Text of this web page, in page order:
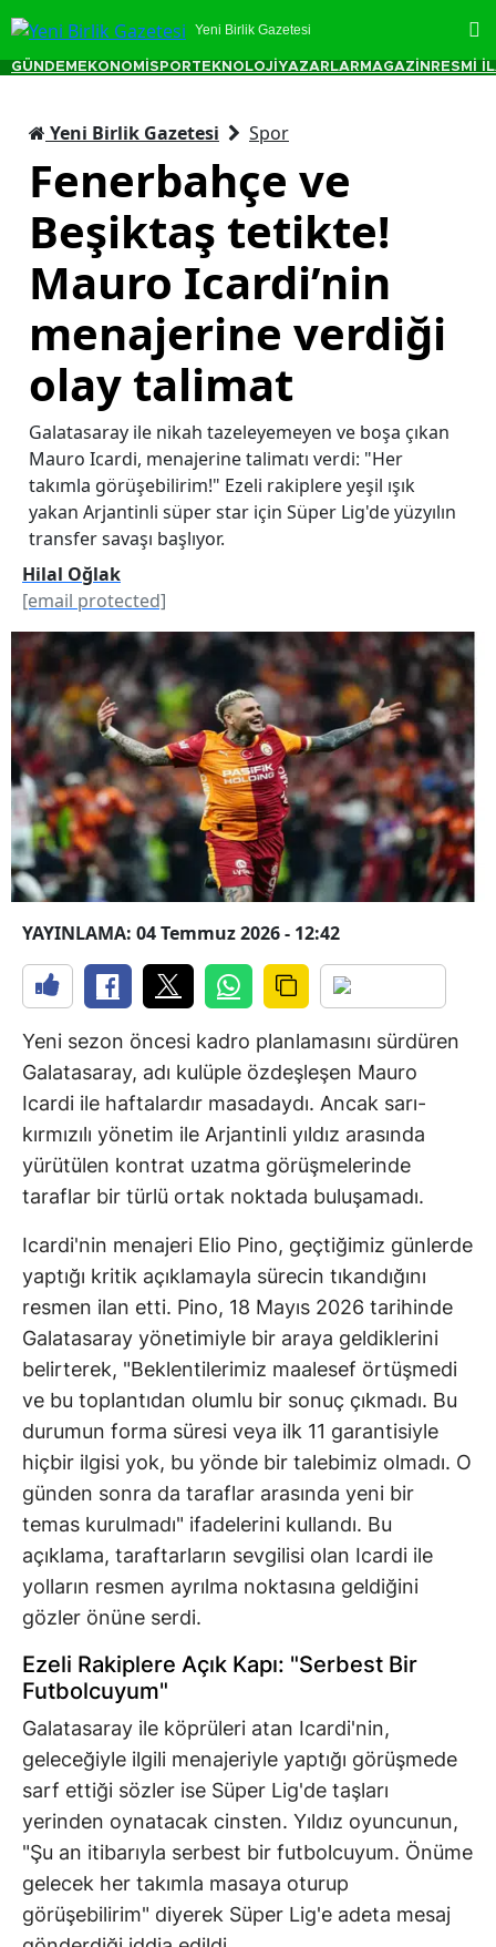
Yeni Birlik Gazetesi
GÜNDEM EKONOMİ SPORTEKNOLOJİ YAZARLAR MAGAZİN RESMİ
Yeni Birlik Gazetesi Spor
Fenerbahçe ve
Beşiktaş tetikte!
Mauro Icardi’nin
menajerine verdiği
olay talimat
Galatasaray ile nikah tazeleyemeyen ve boşa çıkan
Mauro Icardi, menajerine talimatı verdi: "Her
takımla görüşebilirim!" Ezeli rakiplere yeşil ışık
yakan Arjantinli süper star için Süper Lig'de yüzyılın
transfer savaşı başlıyor.
Hilal Oğlak
[email protected]
YAYINLAMA: 04 Temmuz 2026 - 12:42
Yeni sezon öncesi kadro planlamasını sürdüren
Galatasaray, adı kulüple özdeşleşen Mauro
Icardi ile haftalardır masadaydı. Ancak sarı-
kırmızılı yönetim ile Arjantinli yıldız arasında
yürütülen kontrat uzatma görüşmelerinde
taraflar bir türlü ortak noktada buluşamadı.
Icardi'nin menajeri Elio Pino, geçtiğimiz günlerde
yaptığı kritik açıklamayla sürecin tıkandığını
resmen ilan etti. Pino, 18 Mayıs 2026 tarihinde
Galatasaray yönetimiyle bir araya geldiklerini
belirterek, "Beklentilerimiz maalesef örtüşmedi
ve bu toplantıdan olumlu bir sonuç çıkmadı. Bu
durumun forma süresi veya ilk 11 garantisiyle
hiçbir ilgisi yok, bu yönde bir talebimiz olmadı. O
günden sonra da taraflar arasında yeni bir
temas kurulmadı" ifadelerini kullandı. Bu
açıklama, taraftarların sevgilisi olan Icardi ile
yolların resmen ayrılma noktasına geldiğini
gözler önüne serdi.
Ezeli Rakiplere Açık Kapı: "Serbest Bir
Futbolcuyum"
Galatasaray ile köprüleri atan Icardi'nin,
geleceğiyle ilgili menajeriyle yaptığı görüşmede
sarf ettiği sözler ise Süper Lig'de taşları
yerinden oynatacak cinsten. Yıldız oyuncunun,
"Şu an itibarıyla serbest bir futbolcuyum. Önüme
gelecek her takımla masaya oturup
görüşebilirim" diyerek Süper Lig'e adeta mesaj